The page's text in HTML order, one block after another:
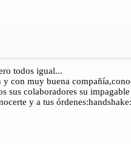
todos igual...
con muy buena
sus colaboradores su
y a tus órdenes:handshake: